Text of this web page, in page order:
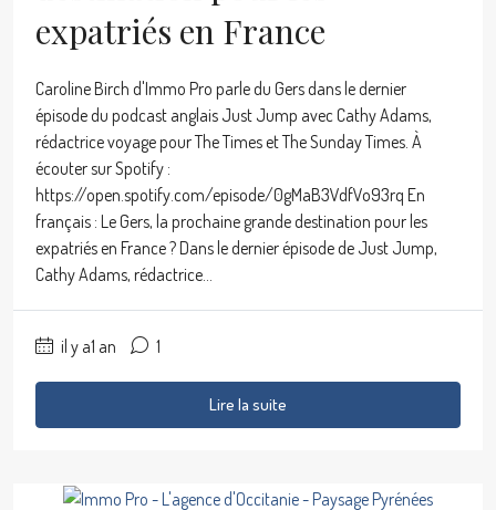
expatriés en France
Caroline Birch d'Immo Pro parle du Gers dans le dernier
épisode du podcast anglais Just Jump avec Cathy Adams,
rédactrice voyage pour The Times et The Sunday Times. À
écouter sur Spotify :
https://open.spotify.com/episode/0gMaB3VdfVo93rq En
français : Le Gers, la prochaine grande destination pour les
expatriés en France ? Dans le dernier épisode de Just Jump,
Cathy Adams, rédactrice...
il y a1 an 1
Lire la suite